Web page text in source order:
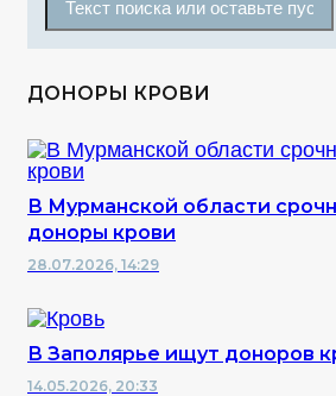
ДОНОРЫ КРОВИ
В Мурманской области
доноры крови
28.07.2026, 14:29
В Заполярье ищут доноров
14.05.2026, 20:33